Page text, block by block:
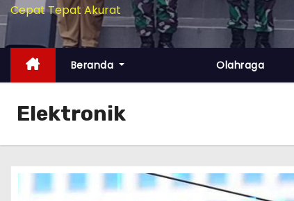
Cepat Tepat Akurat
Beranda Olahraga
Elektronik